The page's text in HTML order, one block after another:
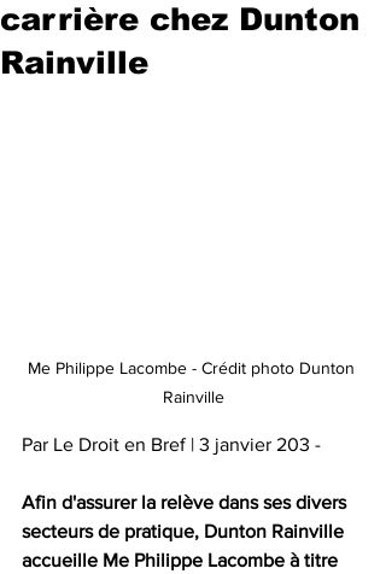
carrière chez Dunton
Rainville
Me Philippe Lacombe - Crédit photo Dunton
Rainville
Par Le Droit en Bref | 3 janvier 203 -
Afin d'assurer la relève dans ses divers
secteurs de pratique, Dunton Rainville
accueille Me Philippe Lacombe à titre